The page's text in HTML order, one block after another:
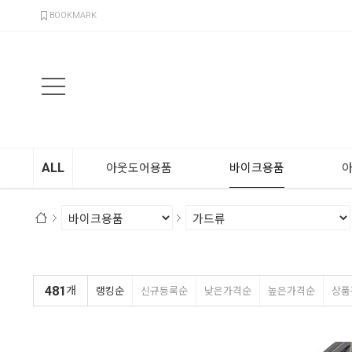
BOOKMARK
ALL 아웃도어용품 바이크용품
481개 랭킹순 신규등록순 낮은가격순 높은가격순 상